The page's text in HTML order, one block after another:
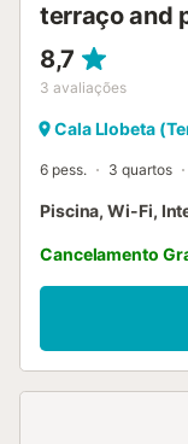
terraço and
8,7
3 avaliações
Cala Llobeta
6 pess. 3 quartos
Piscina, Wi-Fi,
Cancelamento